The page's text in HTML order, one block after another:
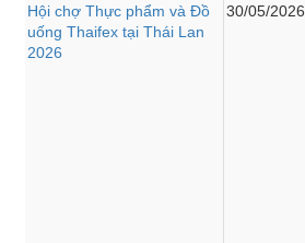
Hội chợ Thực phẩm và Đồ
uống Thaifex tại Thái Lan
2026
30/05/2026